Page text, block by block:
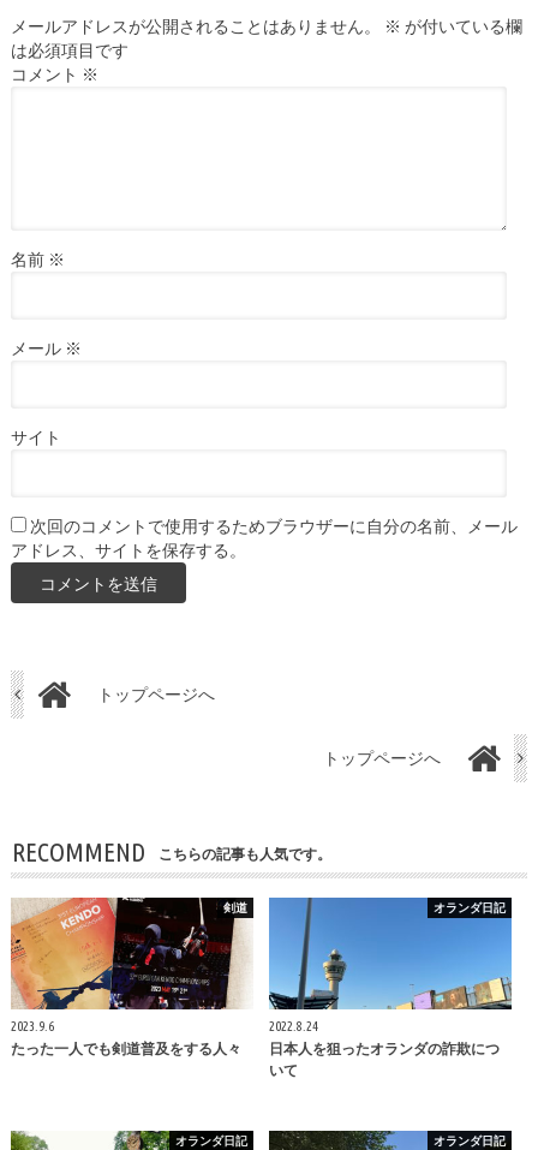
メールアドレスが公開されることはありません。 ※ が付いている欄
は必須項目です
コメント ※
名前 ※
メール ※
サイト
次回のコメントで使用するためブラウザーに自分の名前、メール
アドレス、サイトを保存する。
トップページへ
トップページへ
RECOMMEND こちらの記事も人気です。
剣道
2023.9.6
たった一人でも剣道普及をする人々
オランダ日記
2022.8.24
日本人を狙ったオランダの詐欺につ
いて
オランダ日記 オランダ日記